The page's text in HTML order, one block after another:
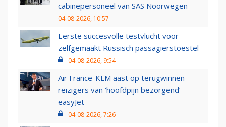
cabinepersoneel van SAS Noorwegen
04-08-2026, 10:57
Eerste succesvolle testvlucht voor
zelfgemaakt Russisch passagierstoestel
04-08-2026, 9:54
Air France-KLM aast op terugwinnen
reizigers van ‘hoofdpijn bezorgend’
easyJet
04-08-2026, 7:26